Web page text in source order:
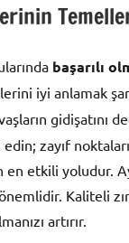
başarılı
iyi anlamak
gidişatını
edin; zayıf
en etkili yoludur.
Kaliteli
artırır.